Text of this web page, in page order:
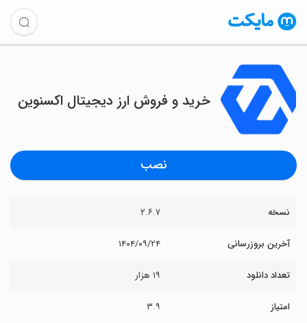
‏خرید و فروش ارز دیجیتال اکسنوین
نصب
نسخه ۲.۶.۷
آخرین بروزرسانی ۱۴۰۴/۰۹/۲۴
تعداد دانلود ۱۹ هزار
امتیاز ۳.۹